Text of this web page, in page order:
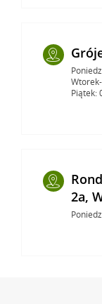
Piątek:
2a,